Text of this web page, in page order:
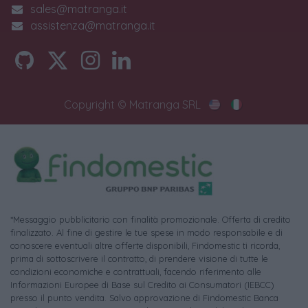
sales@matranga.it
assistenza@matranga.it
Copyright © Matranga SRL
*Messaggio pubblicitario con finalità promozionale. Offerta di credito
finalizzato. Al fine di gestire le tue spese in modo responsabile e di
conoscere eventuali altre offerte disponibili, Findomestic ti ricorda,
prima di sottoscrivere il contratto, di prendere visione di tutte le
condizioni economiche e contrattuali, facendo riferimento alle
Informazioni Europee di Base sul Credito ai Consumatori (IEBCC)
presso il punto vendita. Salvo approvazione di Findomestic Banca